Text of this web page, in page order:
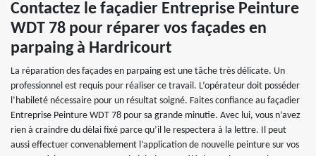
Contactez le façadier Entreprise Peinture
WDT 78 pour réparer vos façades en
parpaing à Hardricourt
La réparation des façades en parpaing est une tâche très délicate. Un
professionnel est requis pour réaliser ce travail. L’opérateur doit posséder
l’habileté nécessaire pour un résultat soigné. Faites confiance au façadier
Entreprise Peinture WDT 78 pour sa grande minutie. Avec lui, vous n’avez
rien à craindre du délai fixé parce qu’il le respectera à la lettre. Il peut
aussi effectuer convenablement l’application de nouvelle peinture sur vos